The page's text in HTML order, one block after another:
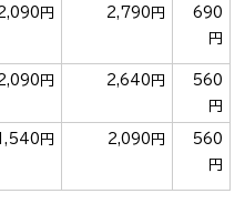
円 2,790円
690
円
円 2,640円
560
円
円 2,090円
560
円